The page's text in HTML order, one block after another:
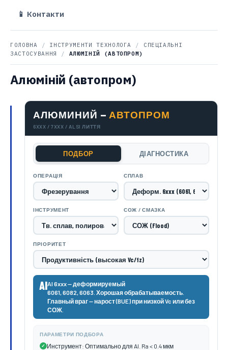
📱 Контакти
ГОЛОВНА / ІНСТРУМЕНТИ ТЕХНОЛОГА /
СПЕЦІАЛЬНІ
ЗАСТОСУВАННЯ
/ АЛЮМІНІЙ (АВТОПРОМ)
Алюміній (автопром)
АЛЮМИНИЙ — АВТОПРОМ
6XXX / 7XXX / ALSI ЛИТТЯ
ПОДБОР ДІАГНОСТИКА
ОПЕРАЦІЯ СПЛАВ
ІНСТРУМЕНТ СОЖ / СМАЗКА
ПРІОРИТЕТ
AlAl 6xxx — деформируемый
6061, 6082, 6063. Хорошая обрабатываемость.
Главный враг — нарост (BUE) при низкой Vc или без
СОЖ.
ПАРАМЕТРИ ПОДБОРА
✓ Инструмент: Оптимально для Al. Ra < 0.4 мкм